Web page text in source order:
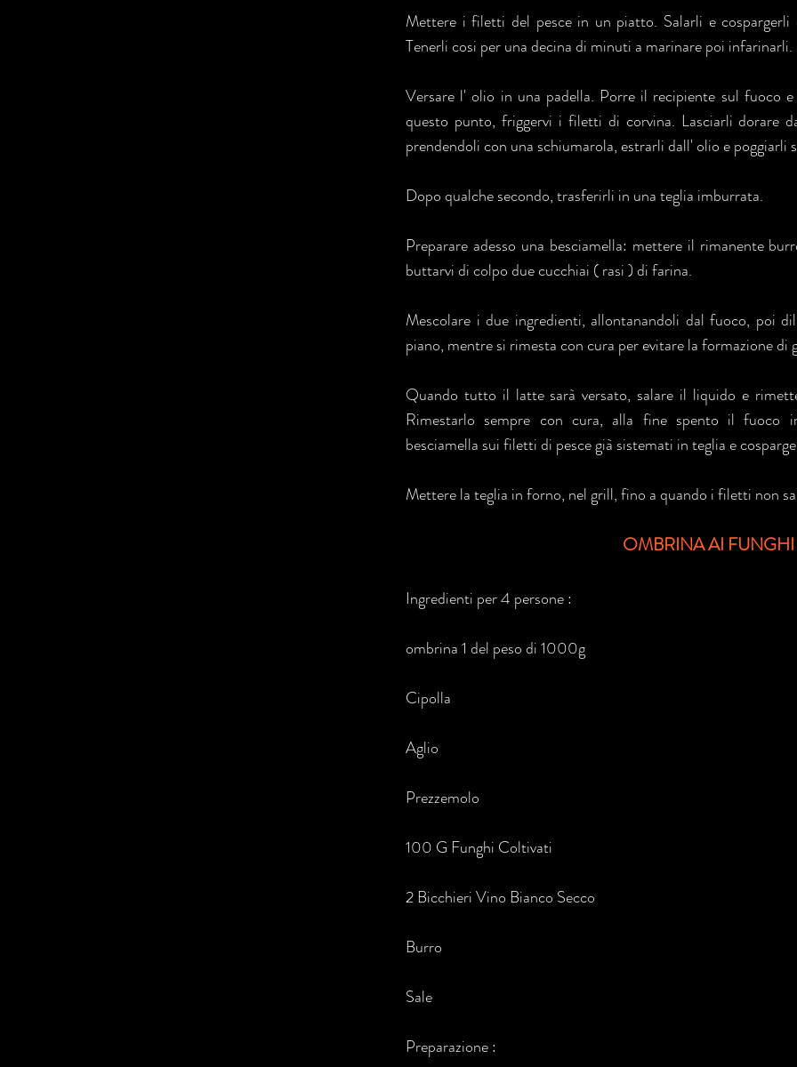
Mettere i filetti del pesce in un piatto. Salarli e cospargerli
Tenerli cosi per una decina di minuti a marinare poi infarinarli.
Versare l' olio in una padella. Porre il recipiente sul fuoco
questo punto, friggervi i filetti di corvina. Lasciarli dorare
prendendoli con una schiumarola, estrarli dall' olio e poggiarli
Dopo qualche secondo, trasferirli in una teglia imburrata.
Preparare adesso una besciamella: mettere il rimanente
buttarvi di colpo due cucchiai ( rasi ) di farina.
Mescolare i due ingredienti, allontanandoli dal fuoco, poi
piano, mentre si rimesta con cura per evitare la formazione di
Quando tutto il latte sarà versato, salare il liquido e
Rimestarlo sempre con cura, alla fine spento il fuoco
besciamella sui filetti di pesce già sistemati in teglia e
Mettere la teglia in forno, nel grill, fino a quando i filetti non
OMBRINA AI FUNGHI
Ingredienti per 4 persone :
ombrina 1 del peso di 1000g
Cipolla
Aglio
Prezzemolo
100 G Funghi Coltivati
2 Bicchieri Vino Bianco Secco
Burro
Sale
Preparazione :